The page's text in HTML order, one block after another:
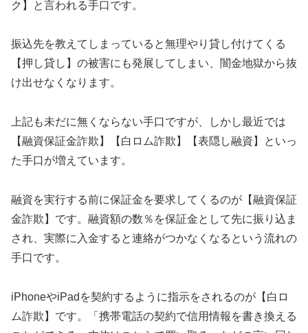
ク】と言われる手口です。
振込先を教えてしまっていると無理やり貸し付けてくる
【押し貸し】の被害にも発展してしまい、闇金地獄から抜
け出せなくなります。
上記も未だに無くならない手口ですが、しかし最近では
【融資保証金詐欺】【白ロム詐欺】【表隠し融資】といっ
た手口が増えています。
融資を実行する前に保証金を要求してくるのが【融資保証
金詐欺】です。融資額の数％を保証金として先に振り込ま
され、実際に入金すると連絡がつかなくなるという流れの
手口です。
iPhoneやiPadを契約するように指示をされるのが【白ロ
ム詐欺】です。「携帯電話の契約で信用情報を書き換える